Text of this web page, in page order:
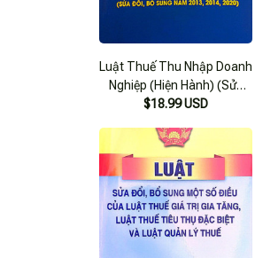
Luật Thuế Thu Nhập Doanh
Nghiệp (Hiện Hành) (Sửa
Đổi, Bổ Sung Năm 2013,
$18.99 USD